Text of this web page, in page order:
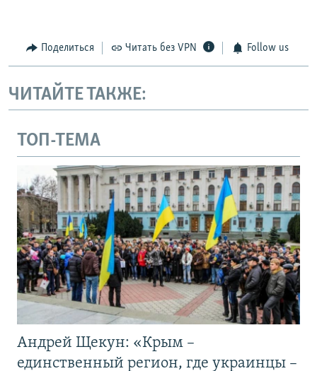
Поделиться Читать без VPN Follow us
ЧИТАЙТЕ ТАКЖЕ:
ТОП-ТЕМА
Андрей Щекун: «Крым –
единственный регион, где украинцы –